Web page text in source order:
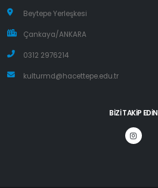
Beytepe Yerleşkesi
Çankaya/ANKARA
0312 2976214
kulturmd@hacettepe.edu.tr
BIZI TAKIP EDIN